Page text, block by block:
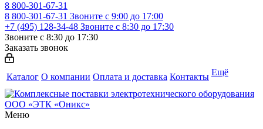
8 800-301-67-31
8 800-301-67-31 Звоните с 9:00 до 17:00
+7 (495) 128-34-48 Звоните с 8:30 до 17:30
Звоните с 8:30 до 17:30
Заказать звонок
Каталог О компании Оплата и доставка Контакты Ещё
Меню